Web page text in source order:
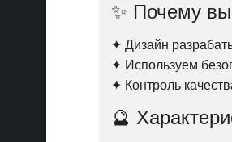
✨ Почему
✦ Дизайн
✦ Используем
✦ Контроль
🔮